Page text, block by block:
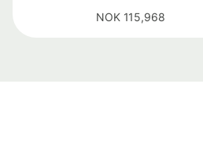
115,968
NOK